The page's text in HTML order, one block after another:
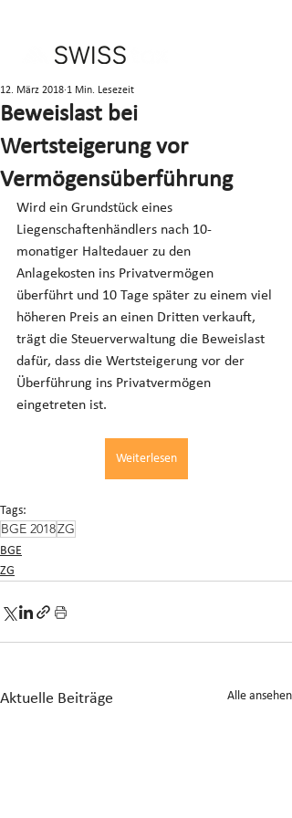
Beweislast bei
Wertsteigerung vor
Vermögensüberführung
12. März 2018 1 Min. Lesezeit
Wird ein Grundstück eines
Liegenschaftenhändlers nach 10-
monatiger Haltedauer zu den
Anlagekosten ins Privatvermögen
überführt und 10 Tage später zu einem viel
höheren Preis an einen Dritten verkauft,
trägt die Steuerverwaltung die Beweislast
dafür, dass die Wertsteigerung vor der
Überführung ins Privatvermögen
eingetreten ist.
Weiterlesen
Tags:
BGE 2018ZG
BGE
ZG
Aktuelle Beiträge Alle ansehen